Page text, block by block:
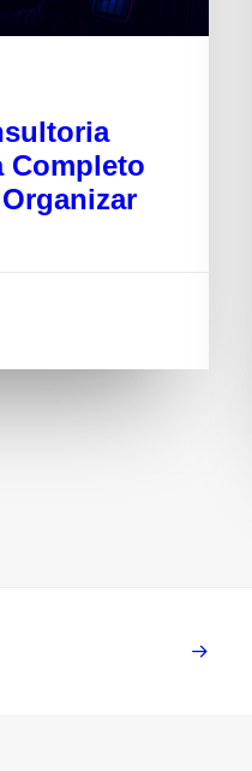
Completo